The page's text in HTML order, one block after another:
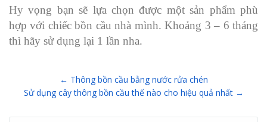
Hy vọng bạn sẽ lựa chọn được một sản phẩm phù
hợp với chiếc bồn cầu nhà mình. Khoảng 3 – 6 tháng
thì hãy sử dụng lại 1 lần nha.
← Thông bồn cầu bằng nước rửa chén
Sử dụng cây thông bồn cầu thế nào cho hiệu quả nhất →